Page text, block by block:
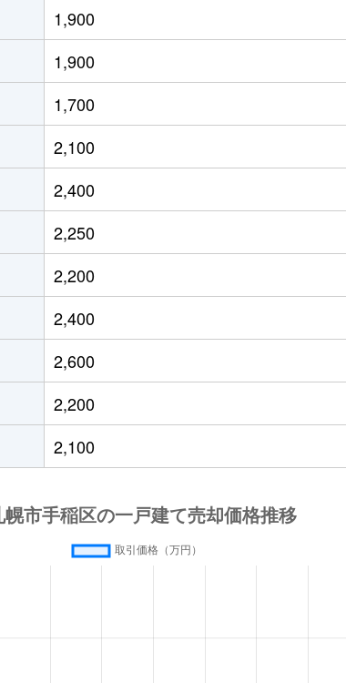
徒歩10分 330m² 185m²
徒歩18分 185m² 105m²
徒歩16分 185m² 110m²
徒歩16分 320m² 110m²
徒歩14分 185m² 105m²
徒歩7分 150m² 95m²
徒歩14分
徒歩14分
徒歩13分 165m² 55m²
徒歩20分 130m²
1,900
1,900
1,700
2,100
2,400
2,250
2,200
2,400
2,600
2,200
2,100